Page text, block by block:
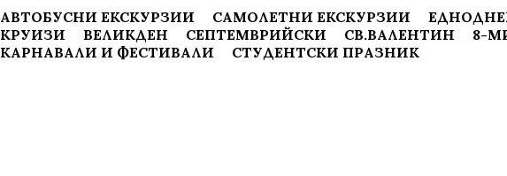
АВТОБУСНИ ЕКСКУРЗИИ САМОЛЕТНИ ЕКСКУРЗИИ
КРУИЗИ
ВЕЛИКДЕН СЕПТЕМВРИЙСКИ СВ.ВАЛЕНТИН 8-
КАРНАВАЛИ И ФЕСТИВАЛИ
СТУДЕНТСКИ ПРАЗНИК